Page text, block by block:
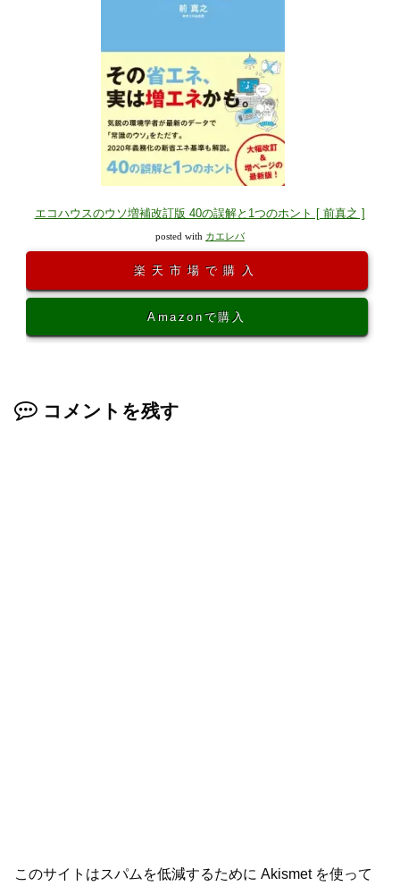
エコハウスのウソ増補改訂版 40の誤解と1つのホント [ 前真之 ]
posted with カエレバ
楽天市場で購入
Amazonで購入
コメントを残す
このサイトはスパムを低減するために Akismet を使って